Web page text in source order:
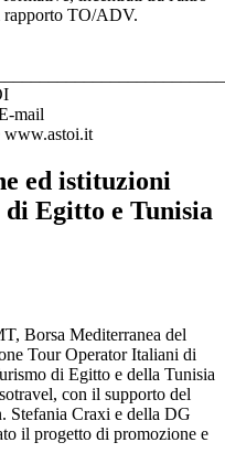
rapporto TO/ADV.
mail
www.astoi.it
ed istituzioni
Egitto e Tunisia
Borsa Mediterranea del
Tour Operator Italiani di
di Egitto e della Tunisia
con il supporto del
Stefania Craxi e della DG
il progetto di promozione e